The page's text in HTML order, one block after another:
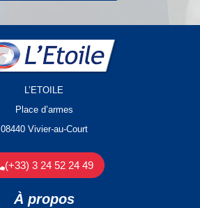
L’ETOILE
Place d’armes
08440 Vivier-au-Court
(+33) 3 24 52 24 49
À propos